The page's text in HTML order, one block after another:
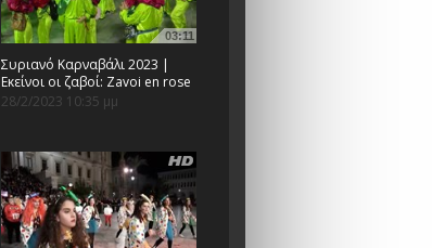
03:11
Συριανό Καρναβάλι 2023 |
Εκείνοι οι ζαβοί: Zavoi en rose
28/2/2023 10:35 μμ